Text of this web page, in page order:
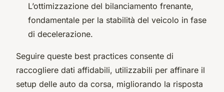
L’ottimizzazione del bilanciamento frenante,
fondamentale per la stabilità del veicolo in fase
di decelerazione.
Seguire queste best practices consente di
raccogliere dati affidabili, utilizzabili per affinare il
setup delle auto da corsa, migliorando la risposta